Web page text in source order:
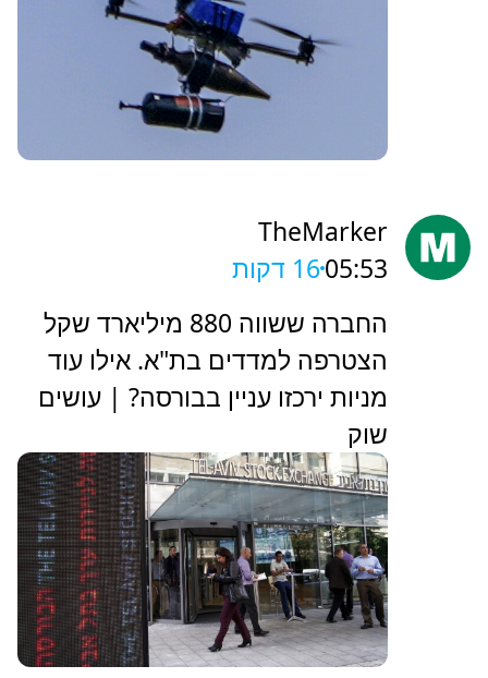
TheMarker
05:5316 דקות
‏החברה ששווה 880 מיליארד שקל
הצטרפה למדדים בת"א. אילו עוד
מניות ירכזו עניין בבורסה? | עושים
שוק